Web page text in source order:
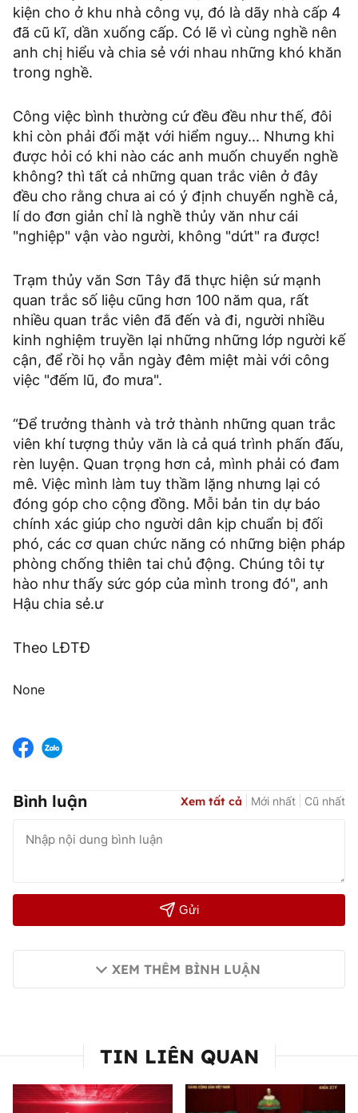
kiện cho ở khu nhà công vụ, đó là dãy nhà cấp 4
đã cũ kĩ, dần xuống cấp. Có lẽ vì cùng nghề nên
anh chị hiểu và chia sẻ với nhau những khó khăn
trong nghề.
Công việc bình thường cứ đều đều như thế, đôi
khi còn phải đối mặt với hiểm nguy... Nhưng khi
được hỏi có khi nào các anh muốn chuyển nghề
không? thì tất cả những quan trắc viên ở đây
đều cho rằng chưa ai có ý định chuyển nghề cả,
lí do đơn giản chỉ là nghề thủy văn như cái
"nghiệp" vận vào người, không "dứt" ra được!
Trạm thủy văn Sơn Tây đã thực hiện sứ mạnh
quan trắc số liệu cũng hơn 100 năm qua, rất
nhiều quan trắc viên đã đến và đi, người nhiều
kinh nghiệm truyền lại những những lớp người kế
cận, để rồi họ vẫn ngày đêm miệt mài với công
việc "đếm lũ, đo mưa".
“Để trưởng thành và trở thành những quan trắc
viên khí tượng thủy văn là cả quá trình phấn đấu,
rèn luyện. Quan trọng hơn cả, mình phải có đam
mê. Việc mình làm tuy thầm lặng nhưng lại có
đóng góp cho cộng đồng. Mỗi bản tin dự báo
chính xác giúp cho người dân kịp chuẩn bị đối
phó, các cơ quan chức năng có những biện pháp
phòng chống thiên tai chủ động. Chúng tôi tự
hào như thấy sức góp của mình trong đó", anh
Hậu chia sẻ.ư
Theo LĐTĐ
None
Bình luận Xem tất cả Mới nhất Cũ nhất
Gửi
XEM THÊM BÌNH LUẬN
TIN LIÊN QUAN